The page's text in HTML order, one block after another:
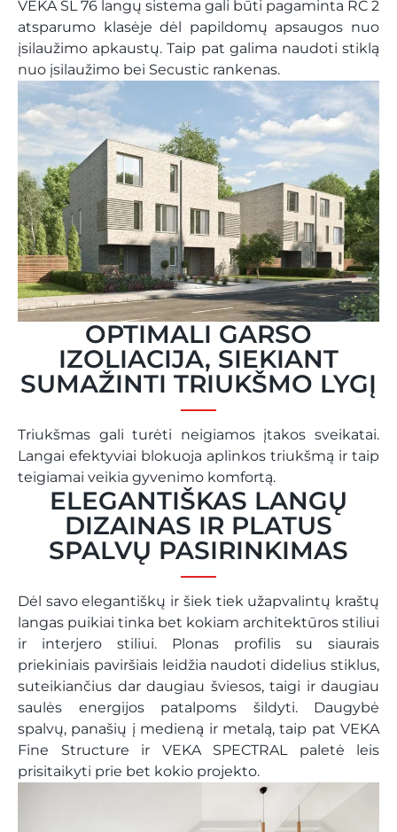
VEKA SL 76 langų sistema gali būti pagaminta RC 2
atsparumo klasėje dėl papildomų apsaugos nuo
įsilaužimo apkaustų. Taip pat galima naudoti stiklą
nuo įsilaužimo bei Secustic rankenas.
OPTIMALI GARSO
IZOLIACIJA, SIEKIANT
SUMAŽINTI TRIUKŠMO LYGĮ
Triukšmas gali turėti neigiamos įtakos sveikatai.
Langai efektyviai blokuoja aplinkos triukšmą ir taip
teigiamai veikia gyvenimo komfortą.
ELEGANTIŠKAS LANGŲ
DIZAINAS IR PLATUS
SPALVŲ PASIRINKIMAS
Dėl savo elegantiškų ir šiek tiek užapvalintų kraštų
langas puikiai tinka bet kokiam architektūros stiliui
ir interjero stiliui. Plonas profilis su siaurais
priekiniais paviršiais leidžia naudoti didelius stiklus,
suteikiančius dar daugiau šviesos, taigi ir daugiau
saulės energijos patalpoms šildyti. Daugybė
spalvų, panašių į medieną ir metalą, taip pat VEKA
Fine Structure ir VEKA SPECTRAL paletė leis
prisitaikyti prie bet kokio projekto.